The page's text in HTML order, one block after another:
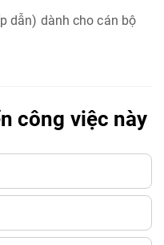
dẫn) dành cho cán bộ
công việc này